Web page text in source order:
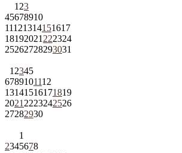
1 23
45678910
11121314151617
18192021 222324
25262728293031
1 2345
6789101112
13141516171819
2021 2223242526
27282930
1
2345678